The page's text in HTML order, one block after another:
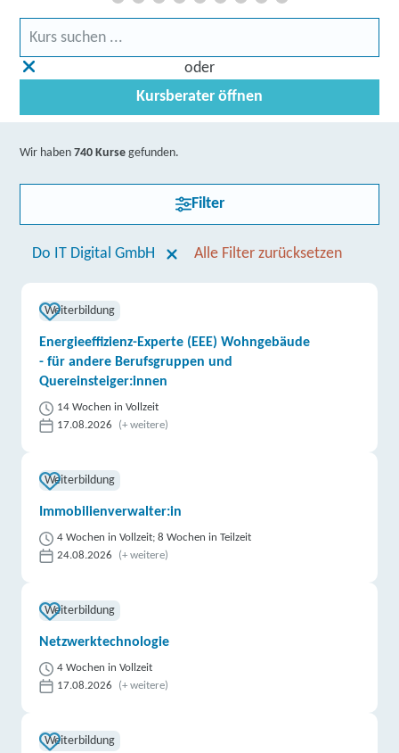
oder
Kursberater öffnen
Wir haben740 Kurse gefunden.
Filter
Do IT Digital GmbH Alle Filter zurücksetzen
Weiterbildung
Energieeffizienz-Experte (EEE) Wohngebäude
- für andere Berufsgruppen und
Quereinsteiger:innen
14 Wochen in Vollzeit
17.08.2026
(+ weitere)
Weiterbildung
Immobilienverwalter:in
4 Wochen in Vollzeit; 8 Wochen in Teilzeit
24.08.2026
(+ weitere)
Weiterbildung
Netzwerktechnologie
4 Wochen in Vollzeit
17.08.2026
(+ weitere)
Weiterbildung